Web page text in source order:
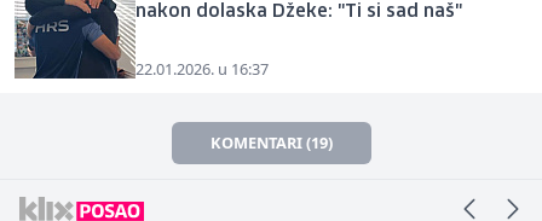
nakon dolaska Džeke: "Ti si sad naš"
22.01.2026. u 16:37
KOMENTARI (19)